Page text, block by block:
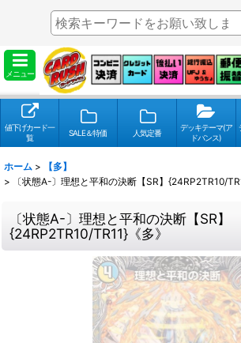
メニュー
値下げカード一
覧
SALE＆特価 人気定番
デッキテーマ(ア
ドバンス)
ホーム >
【多】
>
〔状態A-〕理想と平和の決断【SR】{24RP2TR10/
〔状態A-〕理想と平和の決断【SR】
{24RP2TR10/TR11}《多》